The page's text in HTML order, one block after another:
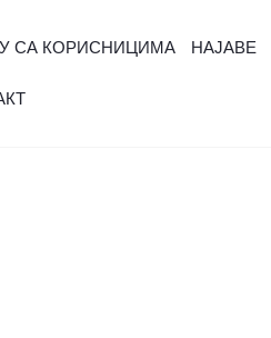
СА КОРИСНИЦИМА НАЈАВЕ